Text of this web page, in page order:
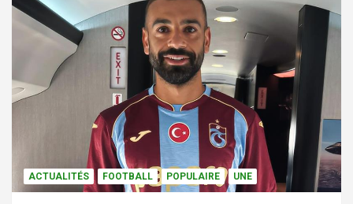
ACTUALITÉS FOOTBALL POPULAIRE UNE